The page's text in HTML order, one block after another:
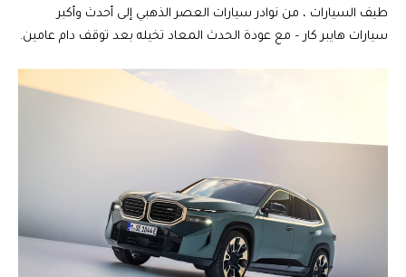
طيف السيارات ، من نوادر سيارات العصر الذهبي إلى أحدث وأكبر
سيارات هايبر كار – مع عودة الحدث المعاد تخيله بعد توقف دام عامين.